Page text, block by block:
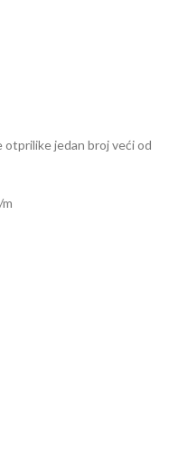
otprilike jedan broj veći od